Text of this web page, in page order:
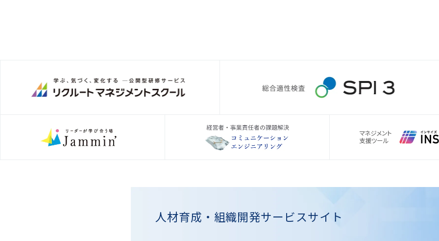
人材育成・組織開発サービスサイト